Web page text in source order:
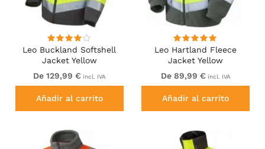
Leo Buckland Softshell
Jacket Yellow
De 129,99 € incl. IVA
Añadir al carrito
Leo Hartland Fleece
Jacket Yellow
De 89,99 € incl. IVA
Añadir al carrito